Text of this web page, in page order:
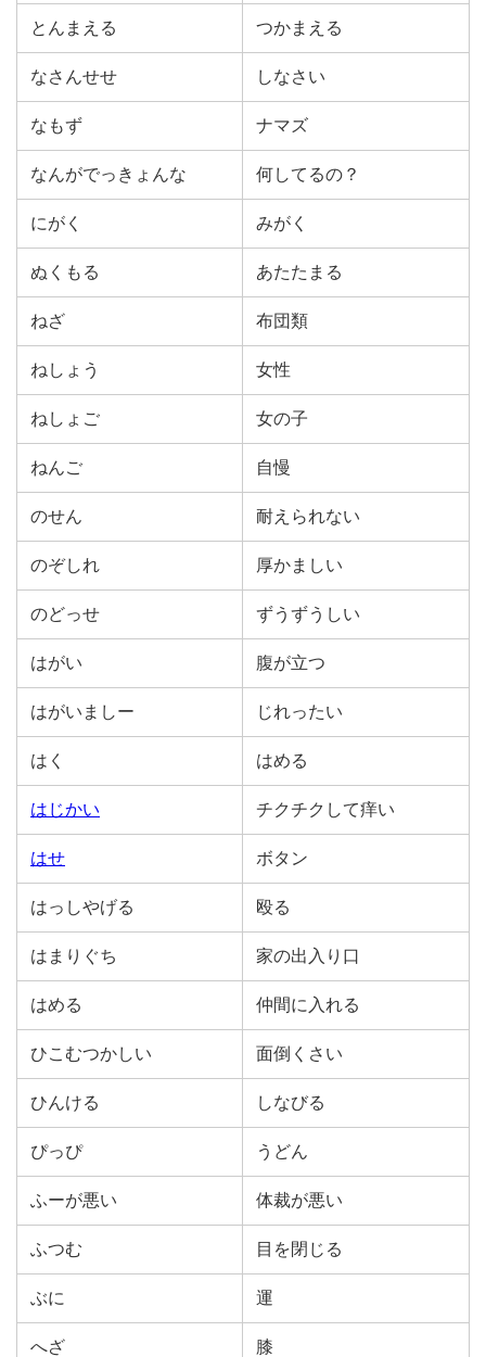
とんまえる つかまえる
なさんせせ しなさい
なもず ナマズ
なんがでっきょんな 何してるの？
にがく みがく
ぬくもる あたたまる
ねざ 布団類
ねしょう 女性
ねしょご 女の子
ねんご 自慢
のせん 耐えられない
のぞしれ 厚かましい
のどっせ ずうずうしい
はがい 腹が立つ
はがいましー じれったい
はく はめる
はじかい チクチクして痒い
はせ ボタン
はっしやげる 殴る
はまりぐち 家の出入り口
はめる 仲間に入れる
ひこむつかしい 面倒くさい
ひんける しなびる
ぴっぴ うどん
ふーが悪い 体裁が悪い
ふつむ 目を閉じる
ぶに 運
へざ 膝